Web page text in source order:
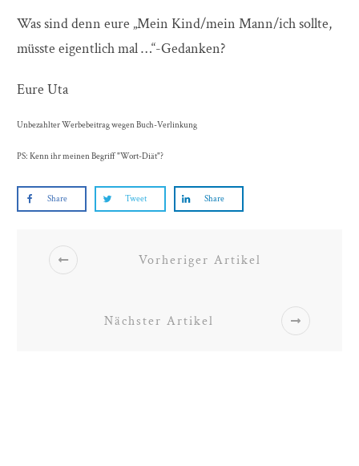
Was sind denn eure „Mein Kind/mein Mann/ich sollte,
müsste eigentlich mal …“-Gedanken?
Eure Uta
Unbezahlter Werbebeitrag wegen Buch-Verlinkung
PS: Kenn ihr meinen Begriff "Wort-Diät"?
Share Tweet Share
Vorheriger Artikel
Nächster Artikel